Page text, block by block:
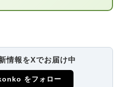
情報をXでお届け中
をフォロー